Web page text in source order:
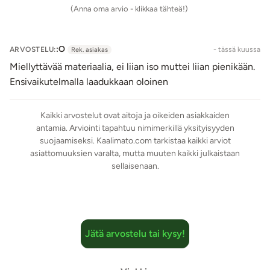
osapuolten tulee olla täysi-ikäisiä ja antaa selkeä,
vapaaehtoinen suostumus. Keskustelkaa etukäteen
rajoista, toiveista ja ehdottomista kielloista.
Selkeä turvasignaali: Sopikaa turvasanasta tai -
merkistä, jota kunnioitetaan välittömästi, kun session
halutaan päättyvän.
Verenkierron ja hengityksen tarkkailu: Sidonnat eivät
saa painaa hermoja tai estää verenkiertoa. Kaulan
ja reaktioita. Epämukavuus, puutuminen, huimaus tai
kipu ovat merkkejä, että toiminta on keskeytettävä.
(Anna oma arvio - klikkaa tähteä!)
ARVOSTELU::O Rek. asiakas - tässä kuussa
Miellyttävää materiaalia, ei liian iso muttei liian pienikään.
Ensivaikutelmalla laadukkaan oloinen
Kaikki arvostelut ovat aitoja ja oikeiden asiakkaiden
antamia. Arviointi tapahtuu nimimerkillä yksityisyyden
suojaamiseksi. Kaalimato.com tarkistaa kaikki arviot
asiattomuuksien varalta, mutta muuten kaikki julkaistaan
sellaisenaan.
Jätä arvostelu tai kysy!